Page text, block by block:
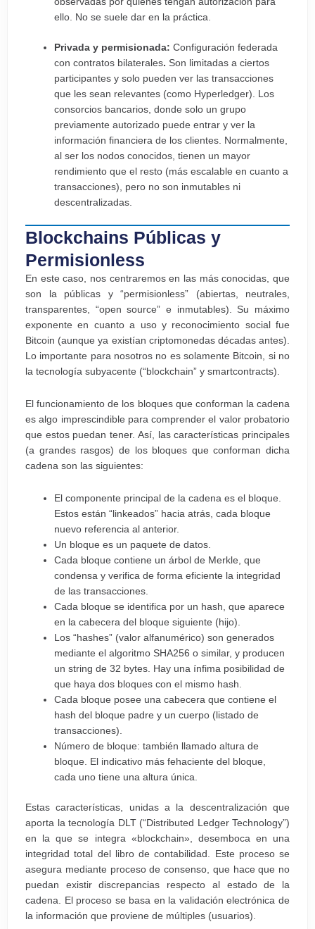
ello. No se suele dar en la práctica.
Privada y permisionada:Configuración federada
con contratos bilaterales. Son limitadas a ciertos
participantes y solo pueden ver las transacciones
que les sean relevantes (como Hyperledger). Los
consorcios bancarios, donde solo un grupo
previamente autorizado puede entrar y ver la
información financiera de los clientes. Normalmente,
al ser los nodos conocidos, tienen un mayor
rendimiento que el resto (más escalable en cuanto a
transacciones), pero no son inmutables ni
descentralizadas.
Blockchains Públicas y
Permisionless
En este caso, nos centraremos en las más conocidas, que
son la públicas y “permisionless” (abiertas, neutrales,
transparentes, “open source” e inmutables). Su máximo
exponente en cuanto a uso y reconocimiento social fue
Bitcoin (aunque ya existían criptomonedas décadas antes).
Lo importante para nosotros no es solamente Bitcoin, si no
la tecnología subyacente (“blockchain” y smartcontracts).
El funcionamiento de los bloques que conforman la cadena
es algo imprescindible para comprender el valor probatorio
que estos puedan tener. Así, las características principales
(a grandes rasgos) de los bloques que conforman dicha
cadena son las siguientes:
El componente principal de la cadena es el bloque.
Estos están “linkeados” hacia atrás, cada bloque
nuevo referencia al anterior.
Un bloque es un paquete de datos.
Cada bloque contiene un árbol de Merkle, que
condensa y verifica de forma eficiente la integridad
de las transacciones.
Cada bloque se identifica por un hash, que aparece
en la cabecera del bloque siguiente (hijo).
Los “hashes” (valor alfanumérico) son generados
mediante el algoritmo SHA256 o similar, y producen
un string de 32 bytes. Hay una ínfima posibilidad de
que haya dos bloques con el mismo hash.
Cada bloque posee una cabecera que contiene el
hash del bloque padre y un cuerpo (listado de
transacciones).
Número de bloque: también llamado altura de
bloque. El indicativo más fehaciente del bloque,
cada uno tiene una altura única.
Estas características, unidas a la descentralización que
aporta la tecnología DLT (“Distributed Ledger Technology”)
en la que se integra «blockchain», desemboca en una
integridad total del libro de contabilidad. Este proceso se
asegura mediante proceso de consenso, que hace que no
puedan existir discrepancias respecto al estado de la
cadena. El proceso se basa en la validación electrónica de
la información que proviene de múltiples (usuarios).